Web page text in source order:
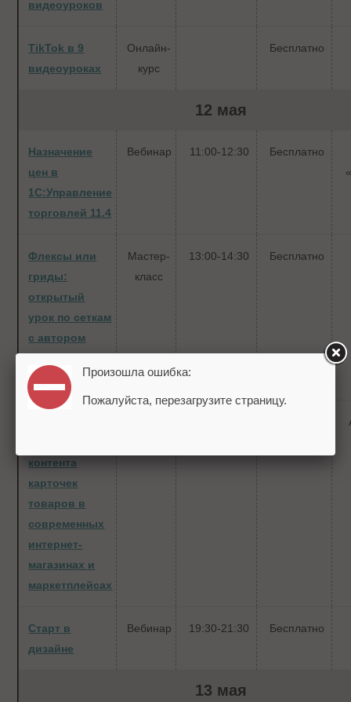
видеоуроков
TikTok в 9
видеоуроках
Онлайн-
курс
Бесплатно
12 мая
Назначение
цен в
1С:Управление
торговлей 11.4
Вебинар 11:00-12:30
Бесплатно
Флексы или
гриды:
открытый
урок по сеткам
с автором
Шабалиным
Мастер-
класс
13:00-14:30 Бесплатно
контента
карточек
товаров в
современных
интернет-
магазинах и
маркетплейсах
Старт в
дизайне
Вебинар 19:30-21:30 Бесплатно
13 мая
Произошла ошибка:
Пожалуйста, перезагрузите страницу.